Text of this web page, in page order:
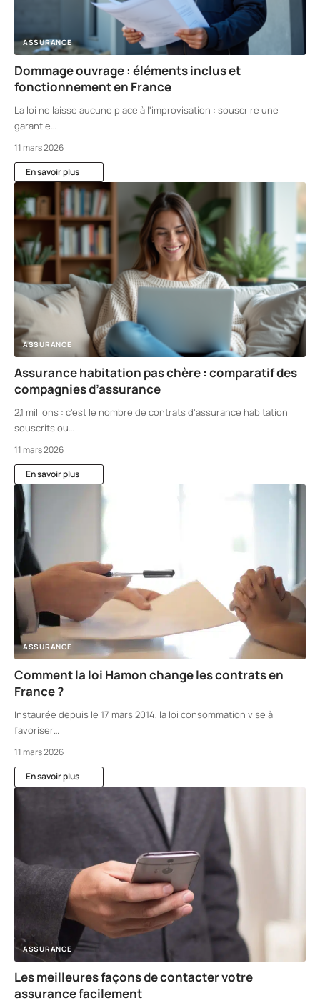
ASSURANCE
Dommage ouvrage : éléments inclus et
fonctionnement en France
La loi ne laisse aucune place à l'improvisation : souscrire une
garantie…
11 mars 2026
En savoir plus
ASSURANCE
Assurance habitation pas chère : comparatif des
compagnies d’assurance
2,1 millions : c'est le nombre de contrats d'assurance habitation
souscrits ou…
11 mars 2026
En savoir plus
ASSURANCE
Comment la loi Hamon change les contrats en
France ?
Instaurée depuis le 17 mars 2014, la loi consommation vise à
favoriser…
11 mars 2026
En savoir plus
ASSURANCE
Les meilleures façons de contacter votre
assurance facilement